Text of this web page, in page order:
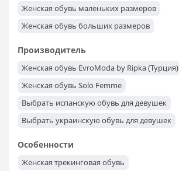
Женская обувь маленьких размеров
Женская обувь больших размеров
Производитель
Женская обувь EvroModa by Ripka (Турция)
Женская обувь Solo Femme
Выбрать испанскую обувь для девушек
Выбрать украинскую обувь для девушек
Особенности
Женская трекинговая обувь